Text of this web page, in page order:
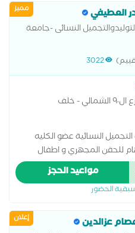
مميز العطيفي
النسائى -جامعة
3022
التجمع الخامس - شارع ال٩٠ الشمالي - خلف
النسائية عضو الكليه
للحقن المجهري و اطفال
والقيصرية - الربط- وتكيس
- تجميل النسائى- تاخر الانجاب -
مواعيد الحجز
الحضور
إعلان عزالدين